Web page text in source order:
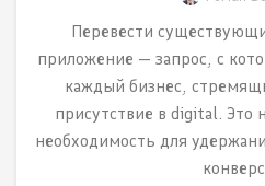
Перевести
приложение — запрос, с
каждый бизнес,
присутствие в digital. Это
необходимость для